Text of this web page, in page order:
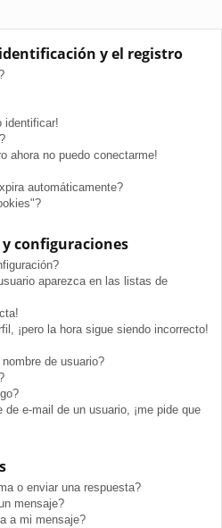
y el registro
identificar!
ahora no puedo conectarme!
automáticamente?
configuraciones
aparezca en las listas de
¡pero la hora sigue siendo incorrecto!
de usuario?
e-mail de un usuario, ¡me pide que
o enviar una respuesta?
mensaje?
a mi mensaje?